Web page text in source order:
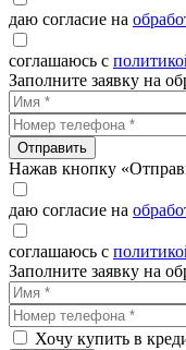
даю согласие на
соглашаюсь с
Заполните заявку на
Отправить
Нажав кнопку
даю согласие на
соглашаюсь с
Заполните заявку на
Хочу купить в